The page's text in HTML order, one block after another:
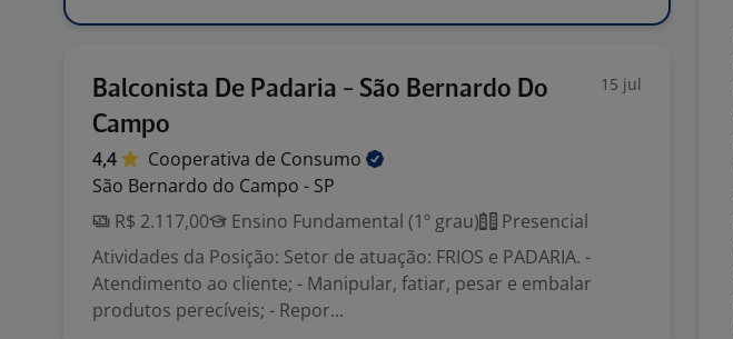
Balconista De Padaria - São Bernardo Do
Campo
15 jul
4,4 Cooperativa de Consumo
São Bernardo do Campo - SP
R$ 2.117,00
Ensino Fundamental (1º grau)
Presencial
Atividades da Posição: Setor de atuação: FRIOS e PADARIA. -
Atendimento ao cliente; - Manipular, fatiar, pesar e embalar
produtos perecíveis; - Repor...